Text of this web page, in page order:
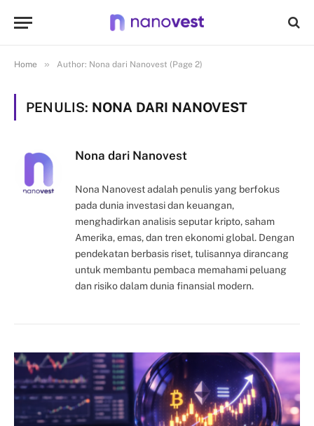
Home » Author: Nona dari Nanovest (Page 2)
PENULIS: NONA DARI NANOVEST
Nona dari Nanovest
Nona Nanovest adalah penulis yang berfokus
pada dunia investasi dan keuangan,
menghadirkan analisis seputar kripto, saham
Amerika, emas, dan tren ekonomi global. Dengan
pendekatan berbasis riset, tulisannya dirancang
untuk membantu pembaca memahami peluang
dan risiko dalam dunia finansial modern.